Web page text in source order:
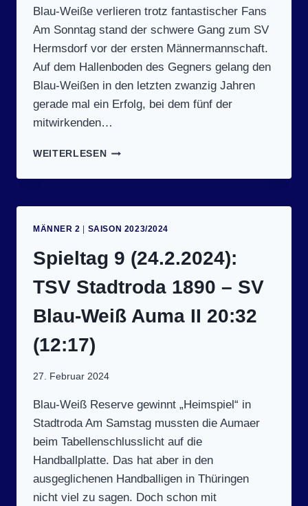
Blau-Weiße verlieren trotz fantastischer Fans
Am Sonntag stand der schwere Gang zum SV
Hermsdorf vor der ersten Männermannschaft.
Auf dem Hallenboden des Gegners gelang den
Blau-Weißen in den letzten zwanzig Jahren
gerade mal ein Erfolg, bei dem fünf der
mitwirkenden…
WEITERLESENSPIELTAG
(25.2.2024):
HERMSDORF
SV
BLAU-
WEISS A
UMA 2
8:23 (
17:12)
MÄNNER 2 SAISON 2023/2024
Spieltag 9 (24.2.2024):
TSV Stadtroda 1890 – SV
Blau-Weiß Auma II 20:32
(12:17)
27. Februar 2024
Blau-Weiß Reserve gewinnt „Heimspiel“ in
Stadtroda Am Samstag mussten die Aumaer
beim Tabellenschlusslicht auf die
Handballplatte. Das hat aber in den
ausgeglichenen Handballigen in Thüringen
nicht viel zu sagen. Doch schon mit